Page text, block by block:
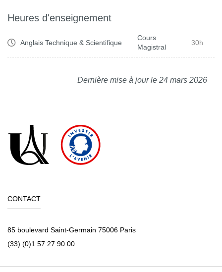
Heures d'enseignement
Anglais Technique & Scientifique
Cours
Magistral
30h
Dernière mise à jour le 24 mars 2026
CONTACT
85 boulevard Saint-Germain 75006 Paris
(33) (0)1 57 27 90 00